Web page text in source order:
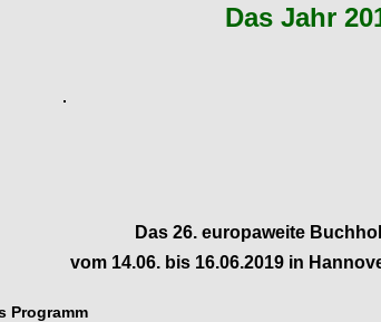
Das Jahr
Das 26. europaweite
vom 14.06. bis 16.06.2019 in
Programm